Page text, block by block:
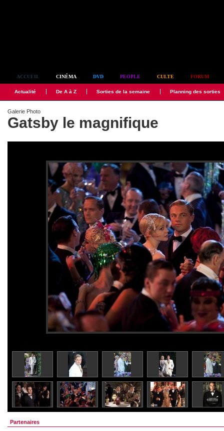
ACCUEIL CINÉMA DVD PEOPLE CULTE FORUM
Actualité De A à Z Sorties de la semaine Planning des sorties
Galerie Photo
Gatsby le magnifique
Partenaires